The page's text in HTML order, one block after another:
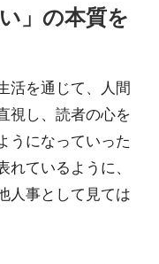
」の本質を
活を通じて、人間
視し、読者の心を
うになっていった
ているように、
人事として見ては